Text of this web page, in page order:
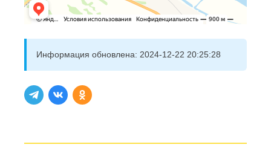
Информация обновлена: 2024-12-22 20:25:28